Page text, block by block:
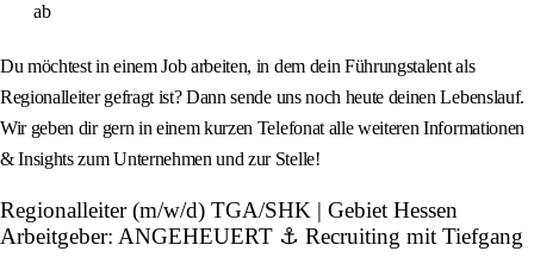
ab
Du möchtest in einem Job arbeiten, in dem dein Führungstalent als
Regionalleiter gefragt ist? Dann sende uns noch heute deinen Lebenslauf.
Wir geben dir gern in einem kurzen Telefonat alle weiteren Informationen
& Insights zum Unternehmen und zur Stelle!
Regionalleiter (m/w/d) TGA/SHK | Gebiet Hessen
Arbeitgeber: ANGEHEUERT ⚓ Recruiting mit Tiefgang